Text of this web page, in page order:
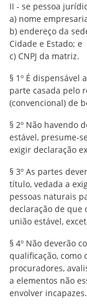
II - se pessoa
a) nome
b) endereço da
Cidade e Estado; e
c) CNPJ da matriz.
§ 1º É dispensável
parte casada pelo
(convencional) de
§ 2º Não havendo
estável, presume-
exigir declaração
§ 3º As partes
título, vedada a
pessoas naturais
declaração de que
união estável,
§ 4º Não deverão
qualificação, como
procuradores,
a elementos não
envolver incapazes.